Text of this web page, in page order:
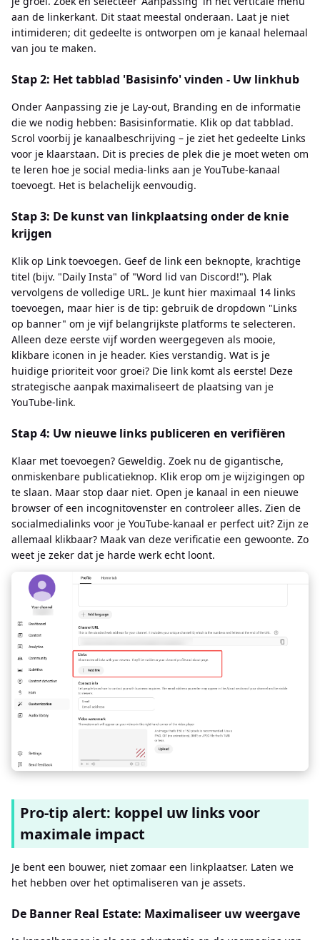
aan de linkerkant. Dit staat meestal onderaan. Laat je niet
intimideren; dit gedeelte is ontworpen om je kanaal helemaal
van jou te maken.
Stap 2: Het tabblad 'Basisinfo' vinden - Uw linkhub
Onder Aanpassing zie je Lay-out, Branding en de informatie
die we nodig hebben: Basisinformatie. Klik op dat tabblad.
Scrol voorbij je kanaalbeschrijving – je ziet het gedeelte Links
voor je klaarstaan. Dit is precies de plek die je moet weten om
te leren hoe je social media-links aan je YouTube-kanaal
toevoegt. Het is belachelijk eenvoudig.
Stap 3: De kunst van linkplaatsing onder de knie
krijgen
Klik op Link toevoegen. Geef de link een beknopte, krachtige
titel (bijv. "Daily Insta" of "Word lid van Discord!"). Plak
vervolgens de volledige URL. Je kunt hier maximaal 14 links
toevoegen, maar hier is de tip: gebruik de dropdown "Links
op banner" om je vijf belangrijkste platforms te selecteren.
Alleen deze eerste vijf worden weergegeven als mooie,
klikbare iconen in je header. Kies verstandig. Wat is je
huidige prioriteit voor groei? Die link komt als eerste! Deze
strategische aanpak maximaliseert de plaatsing van je
YouTube-link.
Stap 4: Uw nieuwe links publiceren en verifiëren
Klaar met toevoegen? Geweldig. Zoek nu de gigantische,
onmiskenbare publicatieknop. Klik erop om je wijzigingen op
te slaan. Maar stop daar niet. Open je kanaal in een nieuwe
browser of een incognitovenster en controleer alles. Zien de
socialmedialinks voor je YouTube-kanaal er perfect uit? Zijn ze
allemaal klikbaar? Maak van deze verificatie een gewoonte. Zo
weet je zeker dat je harde werk echt loont.
Pro-tip alert: koppel uw links voor
maximale impact
Je bent een bouwer, niet zomaar een linkplaatser. Laten we
het hebben over het optimaliseren van je assets.
De Banner Real Estate: Maximaliseer uw weergave